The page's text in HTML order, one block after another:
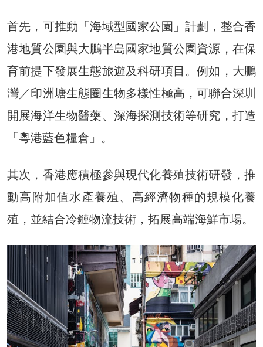
首先，可推動「海域型國家公園」計劃，整合香
港地質公園與大鵬半島國家地質公園資源，在保
育前提下發展生態旅遊及科研項目。例如，大鵬
灣／印洲塘生態圈生物多樣性極高，可聯合深圳
開展海洋生物醫藥、深海探測技術等研究，打造
「粵港藍色糧倉」。
其次，香港應積極參與現代化養殖技術研發，推
動高附加值水產養殖、高經濟物種的規模化養
殖，並結合冷鏈物流技術，拓展高端海鮮市場。